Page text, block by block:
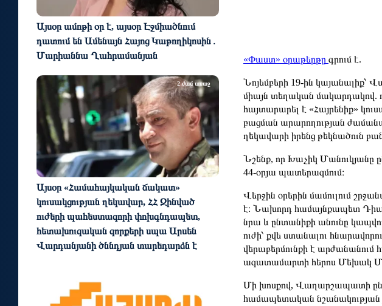
Այսօր ամոթի օր է, այսօր Էջմիածնում
դատում են Ամենայն Հայոց Կաթողիկոսին․
Մարիաննա Ղահրամանյան
Այսօր «Համահայկական ճակատ»
կուսակցության ղեկավար, ՀՀ Զինված
ուժերի պահեստազորի փոխգնդապետ,
հետախուզական զորքերի սպա Արսեն
Վարդանյանի ծննդյան տարեդարձն է
2 ժամ առաջ
«Փաստ» օրաթերթը գրում է.
Նոյեմբերի 19-ին կայանալիք՝
միայն տեղական մակարդակով.
հայտարարել է «Հայրենիք»
բացման արարողության
ղեկավարի իրենց թեկնածուն
Նշենք, որ Խաչիկ Մանուկյանը
44-օրյա պատերազմում։
Վերջին օրերին մամուլում
է։ Նախորդ համայնքապետ
նրա և ընտանիքի անունը
ուժի՝ քվե ստանալու
վերաբերմունքի է արժանանում
ազատամարտի հերոս Մեխակ
Մի խոսքով, Վաղարշապատի
համապետական նշանակության